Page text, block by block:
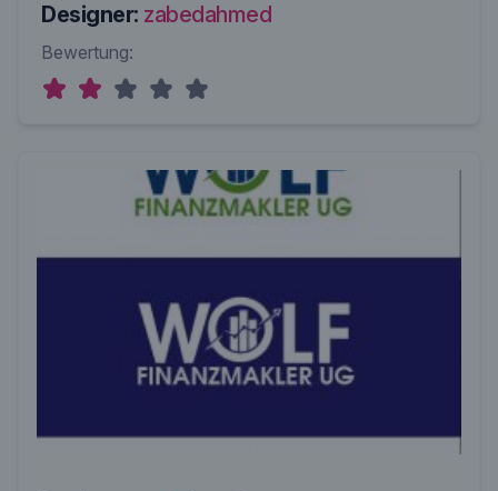
Designer: zabedahmed
Bewertung: